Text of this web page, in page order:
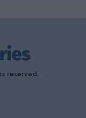
reserved.